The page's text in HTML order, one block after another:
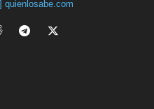
quienlosabe.com